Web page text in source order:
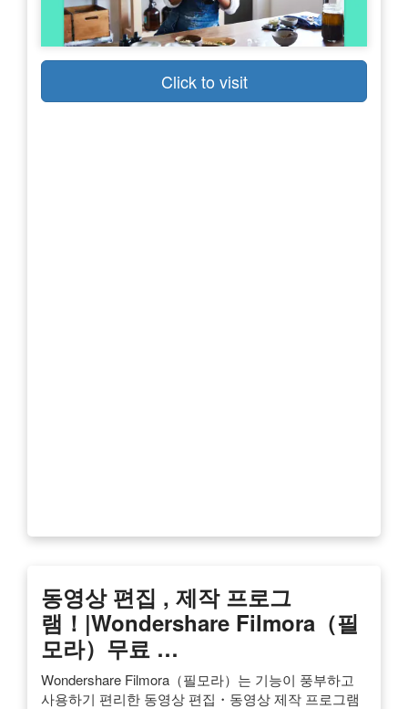
Click to visit
동영상 편집 , 제작 프로그
램！|Wondershare Filmora（필
모라）무료 …
Wondershare Filmora（필모라）는 기능이 풍부하고
사용하기 편리한 동영상 편집・동영상 제작 프로그램